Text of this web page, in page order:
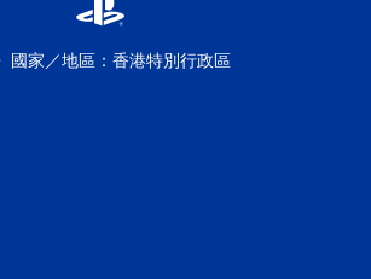
國家／地區：香港特別行政區